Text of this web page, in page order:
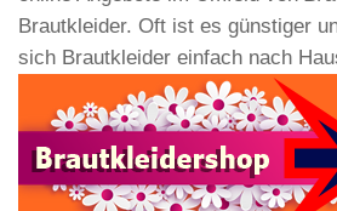
Brautkleider. Oft ist es günstiger
sich Brautkleider einfach nach